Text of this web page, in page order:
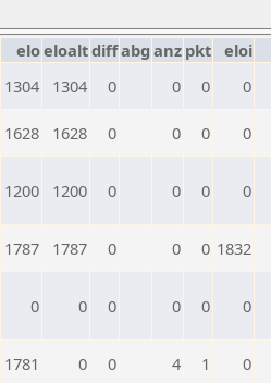
eloeloaltdiffabg anz pkt eloi
1304 1304 0 0 0 0
1628 1628 0 0 0 0
1200 1200 0 0 0 0
1787 1787 0 0 0 1832
0 0 0 0 0 0
1781 0 0 4 1 0